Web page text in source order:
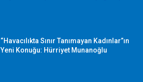
“Havacılıkta Sınır Tanımayan Kadınlar”ın
Yeni Konuğu: Hürriyet Munanoğlu